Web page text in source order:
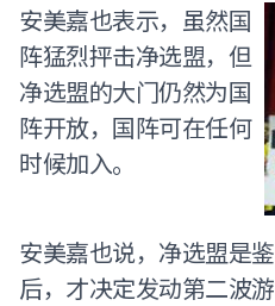
安美嘉也表示，虽然国
阵猛烈抨击净选盟，但
净选盟的大门仍然为国
阵开放，国阵可在任何
时候加入。
安美嘉也说，净选盟是
后，才决定发动第二波游